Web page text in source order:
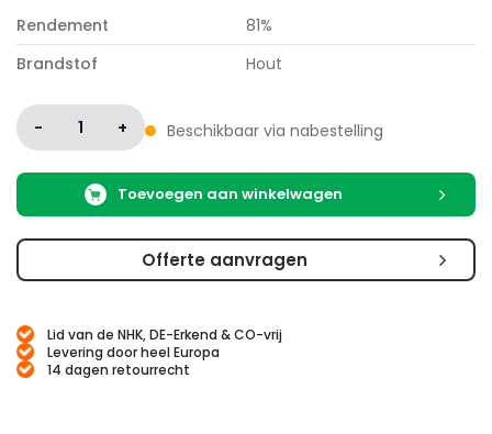
Rendement
81%
Brandstof
Hout
- 1 + Beschikbaar via nabestelling
Toevoegen aan winkelwagen
Offerte aanvragen
Lid van de NHK, DE-Erkend & CO-vrij
Levering door heel Europa
14 dagen retourrecht